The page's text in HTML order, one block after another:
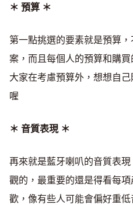
＊ 預算 ＊
第一點挑選的要素就是預算
案，而且每個人的預算和購
大家在考慮預算外，想想自
喔
＊ 音質表現 ＊
再來就是藍牙喇叭的音質表
觀的，最重要的還是得看每
歡，像有些人可能會偏好重